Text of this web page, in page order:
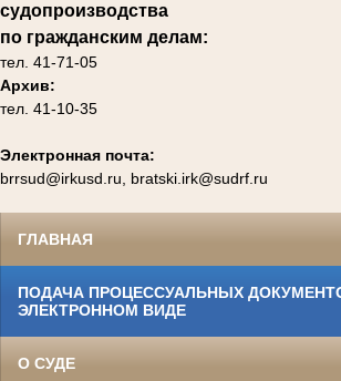
судопроизводства
по гражданским делам:
тел. 41-71-05
Архив:
тел. 41-10-35
Электронная почта:
brrsud@irkusd.ru, bratski.irk@sudrf.ru
ГЛАВНАЯ
ПОДАЧА ПРОЦЕССУАЛЬНЫХ
ЭЛЕКТРОННОМ ВИДЕ
О СУДЕ